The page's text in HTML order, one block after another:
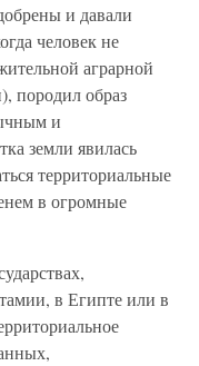
и давали
человек не
аграрной
породил образ
и
земли явилась
территориальные
в огромные
в Египте или в